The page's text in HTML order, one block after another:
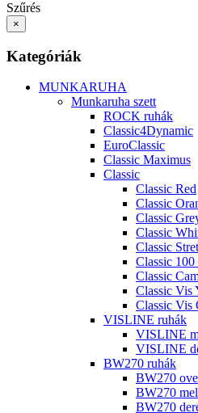
Szűrés
×
Kategóriák
MUNKARUHA
Munkaruha szett
ROCK ruhák
Classic4Dynamic
EuroClassic
Classic Maximus
Classic
Classic Red
Classic
Classic
Classic
Classic
Classic
Classic
Classic Vis
Classic Vis
VISLINE ruhák
VISLINE
VISLINE
BW270 ruhák
BW270
BW270
BW270